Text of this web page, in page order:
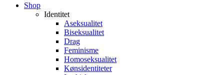
Close
Shop
Identitet
Aseksualitet
Biseksualitet
Drag
Feminisme
Homoseksualitet
Kønsidentiteter